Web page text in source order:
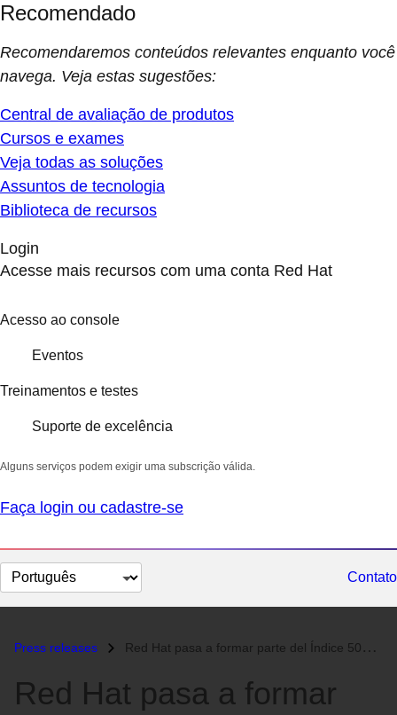
Recomendado
Recomendaremos conteúdos relevantes enquanto você
navega. Veja estas sugestões:
Central de avaliação de produtos
Cursos e exames
Veja todas as soluções
Assuntos de tecnologia
Biblioteca de recursos
Login
Acesse mais recursos com uma conta Red Hat
Acesso ao console
Eventos
Treinamentos e testes
Suporte de excelência
Alguns serviços podem exigir uma subscrição válida.
Faça login ou cadastre-se
Selecionar
idioma
Contato
Press releases Red Hat pasa a formar parte del Índice 500 de Standard & Poor’s...
Red Hat pasa a formar